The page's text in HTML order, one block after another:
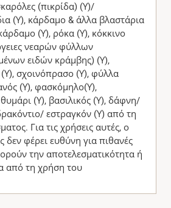
(πικρίδα) (Υ)/
(Υ), κάρδαμο & άλλα βλαστάρια
(Υ), ρόκα (Υ), κόκκινο
νεαρών φύλλων
ειδών κράμβης) (Υ),
σχοινόπρασο (Υ), φύλλα
(Υ), φασκόμηλο(Υ),
(Υ), βασιλικός (Υ), δάφνη/
εστραγκόν (Υ) από τη
Για τις χρήσεις αυτές, ο
δεν φέρει ευθύνη για πιθανές
την αποτελεσματικότητα ή
από τη χρήση του